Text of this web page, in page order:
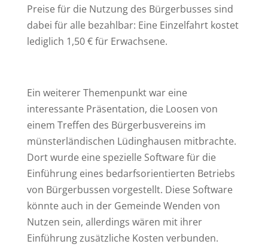
Preise für die Nutzung des Bürgerbusses sind
dabei für alle bezahlbar: Eine Einzelfahrt kostet
lediglich 1,50 € für Erwachsene.
Ein weiterer Themenpunkt war eine
interessante Präsentation, die Loosen von
einem Treffen des Bürgerbusvereins im
münsterländischen Lüdinghausen mitbrachte.
Dort wurde eine spezielle Software für die
Einführung eines bedarfsorientierten Betriebs
von Bürgerbussen vorgestellt. Diese Software
könnte auch in der Gemeinde Wenden von
Nutzen sein, allerdings wären mit ihrer
Einführung zusätzliche Kosten verbunden.